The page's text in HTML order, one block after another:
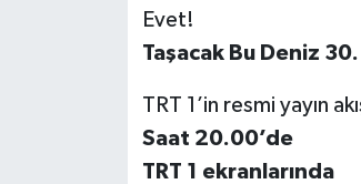
Evet!
Taşacak Bu Deniz
TRT 1’in resmi yayın
Saat 20.00’de
TRT 1 ekranlarında
Teknoloji